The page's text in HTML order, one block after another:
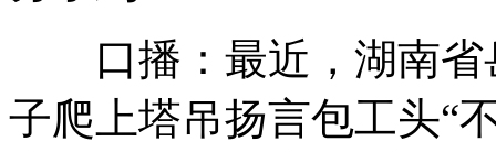
拍客：男子地铁刮蹭女子 遭扇耳光
口播：最近，湖南省
子爬上塔吊扬言包工头“